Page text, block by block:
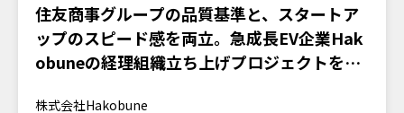
住友商事グループの品質基準と、スタートア
ップのスピード感を両立。急成長EV企業Hak
obuneの経理組織立ち上げプロジェクトを訊
株式会社Hakobune